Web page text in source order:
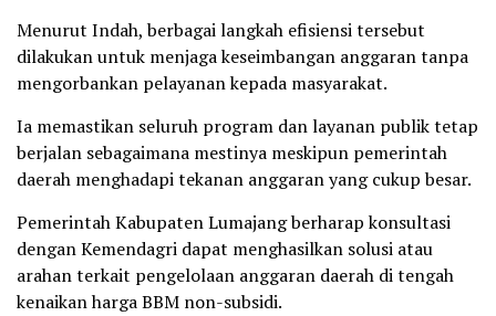
Menurut Indah, berbagai langkah efisiensi tersebut
dilakukan untuk menjaga keseimbangan anggaran tanpa
mengorbankan pelayanan kepada masyarakat.
Ia memastikan seluruh program dan layanan publik tetap
berjalan sebagaimana mestinya meskipun pemerintah
daerah menghadapi tekanan anggaran yang cukup besar.
Pemerintah Kabupaten Lumajang berharap konsultasi
dengan Kemendagri dapat menghasilkan solusi atau
arahan terkait pengelolaan anggaran daerah di tengah
kenaikan harga BBM non-subsidi.